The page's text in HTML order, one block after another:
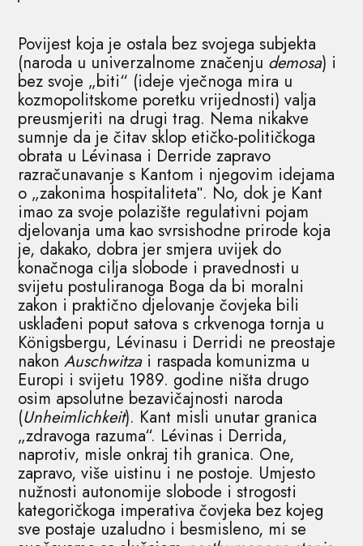
Povijest koja je ostala bez svojega subjekta
(naroda u univerzalnome značenju demosa) i
bez svoje „biti“ (ideje vječnoga mira u
kozmopolitskome poretku vrijednosti) valja
preusmjeriti na drugi trag. Nema nikakve
sumnje da je čitav sklop etičko-političkoga
obrata u Lévinasa i Derride zapravo
razračunavanje s Kantom i njegovim idejama
o „zakonima hospitalitetaʺ. No, dok je Kant
imao za svoje polazište regulativni pojam
djelovanja uma kao svrsishodne prirode koja
je, dakako, dobra jer smjera uvijek do
konačnoga cilja slobode i pravednosti u
svijetu postuliranoga Boga da bi moralni
zakon i praktično djelovanje čovjeka bili
usklađeni poput satova s crkvenoga tornja u
Königsbergu, Lévinasu i Derridi ne preostaje
nakonAuschwitzai raspada komunizma u
Europi i svijetu 1989. godine ništa drugo
osim apsolutne bezavičajnosti naroda
(Unheimlichkeit). Kant misli unutar granica
„zdravoga razuma“. Lévinas i Derrida,
naprotiv, misle onkraj tih granica. One,
zapravo, više uistinu i ne postoje. Umjesto
nužnosti autonomije slobode i strogosti
kategoričkoga imperativa čovjeka bez kojeg
sve postaje uzaludno i besmisleno, mi se